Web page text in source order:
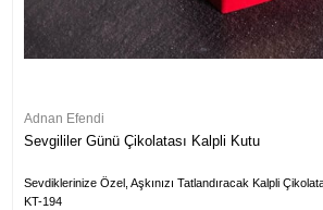
Adnan Efendi
Sevgililer Günü Çikolatası Kalpli Kutu
Sevdiklerinize Özel, Aşkınızı Tatlandıracak Kalpli
KT-194